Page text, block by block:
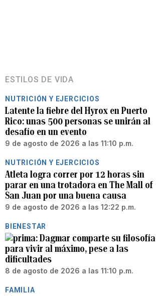
ESTILOS DE VIDA
NUTRICIÓN Y EJERCICIOS
Latente la fiebre del Hyrox en Puerto
Rico: unas 500 personas se unirán al
desafío en un evento
9 de agosto de 2026 a las 11:10 p.m.
NUTRICIÓN Y EJERCICIOS
Atleta logra correr por 12 horas sin
parar en una trotadora en The Mall of
San Juan por una buena causa
9 de agosto de 2026 a las 12:22 p.m.
BIENESTAR
Dagmar comparte su filosofía
para vivir al máximo, pese a las
dificultades
8 de agosto de 2026 a las 11:10 p.m.
FAMILIA